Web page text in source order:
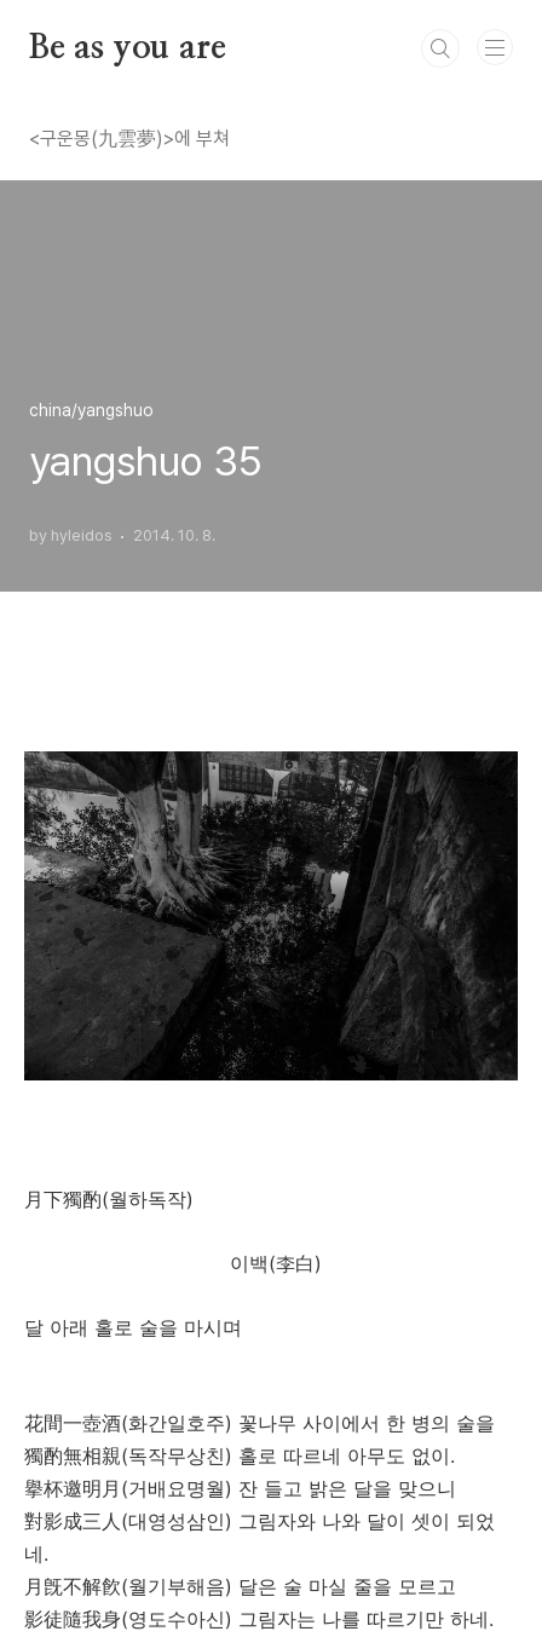
Be as you are
<구운몽(九雲夢)>에 부쳐
china/yangshuo
yangshuo 35
by hyleidos 2014. 10. 8.
月下獨酌(월하독작)
이백(李白)
달 아래 홀로 술을 마시며
花間一壺酒(화간일호주) 꽃나무 사이에서 한 병의 술을
獨酌無相親(독작무상친) 홀로 따르네 아무도 없이 .
擧杯邀明月 (거배요명월) 잔 들고 밝은 달을 맞으니
對影成三人(대영성삼인) 그림자와 나와 달이 셋이
되었
네 .
月旣不解飮(월기부해음) 달은 술 마실 줄을 모르고
影徒隨我身(영도수아신) 그림자는 나를 따르기만 하네 .